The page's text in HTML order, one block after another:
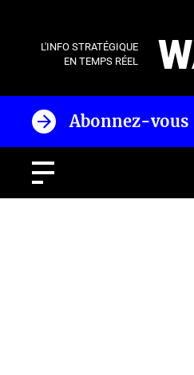
L'INFO STRATÉGIQUE
EN TEMPS RÉEL
Abonnez-vous